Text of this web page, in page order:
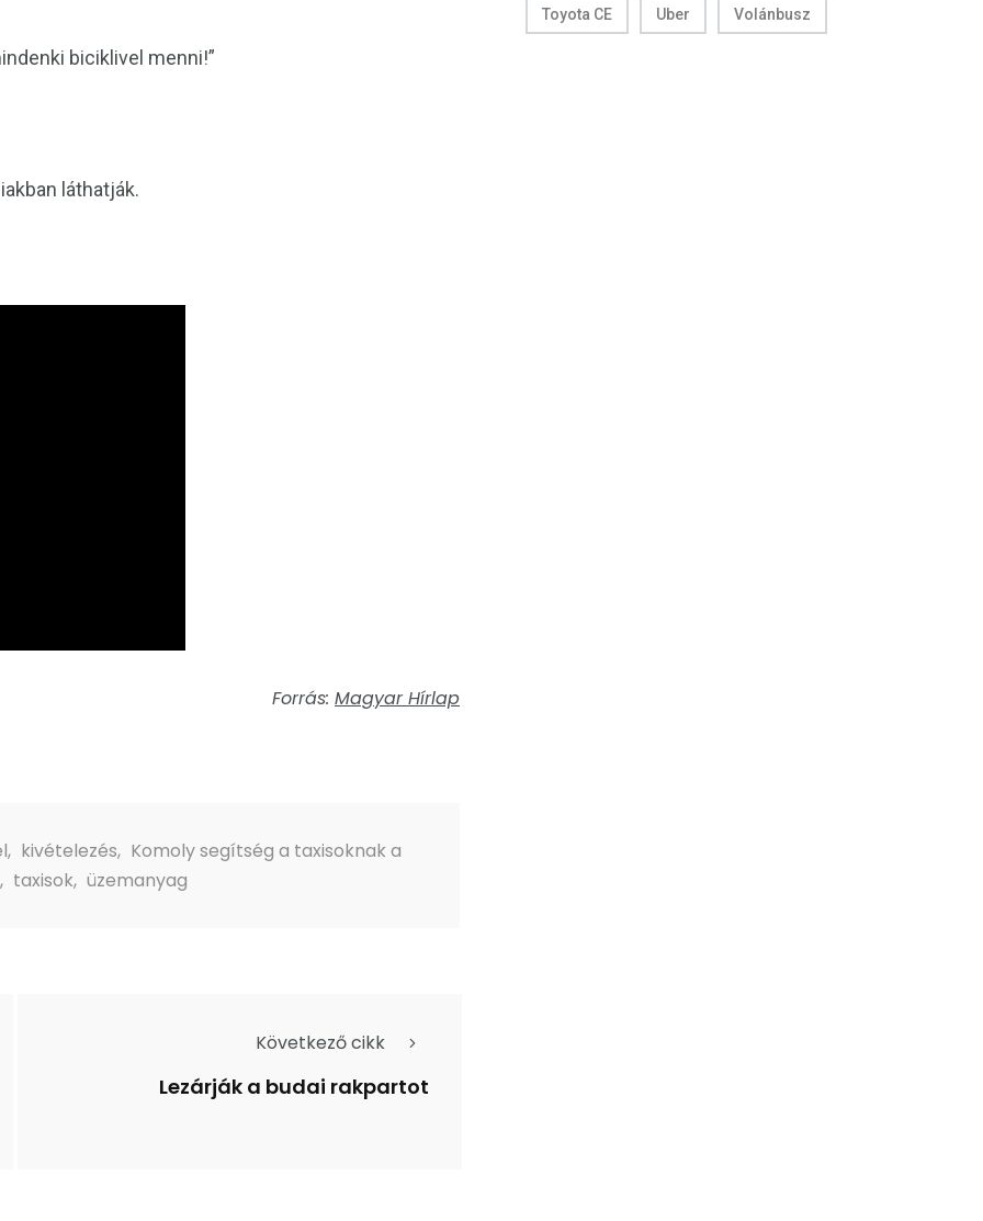
biciklivel menni!”
láthatják.
Forrás: Magyar Hírlap
, kivételezés, Komoly segítség a taxisoknak a
, taxisok, üzemanyag
Következő cikk
Lezárják a budai rakpartot
Toyota CE Uber Volánbusz